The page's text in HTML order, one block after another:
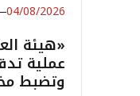
04/08/2026
عملية
وتضبط